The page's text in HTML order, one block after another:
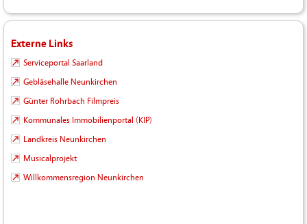
Externe Links
Serviceportal Saarland
Gebläsehalle Neunkirchen
Günter Rohrbach Filmpreis
Kommunales Immobilienportal (KIP)
Landkreis Neunkirchen
Musicalprojekt
Willkommensregion Neunkirchen